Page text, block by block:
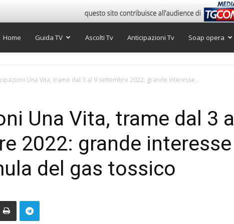
Super
Home Guida TV Ascolti Tv Anticipazioni Tv Soap opera
Una Vita, trame dal 3 al 9 settembre 2022: grande interesse...
Una Vita, trame dal 3 al
2022: grande interesse
del gas tossico